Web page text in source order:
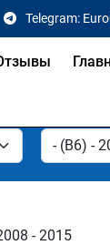
Telegram:
- 2015